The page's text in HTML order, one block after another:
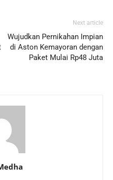
Next article
Wujudkan Pernikahan Impian
di Aston Kemayoran dengan
Paket Mulai Rp48 Juta